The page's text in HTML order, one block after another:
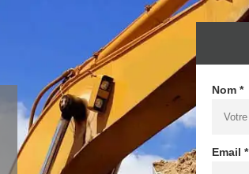
Nom *
Email *